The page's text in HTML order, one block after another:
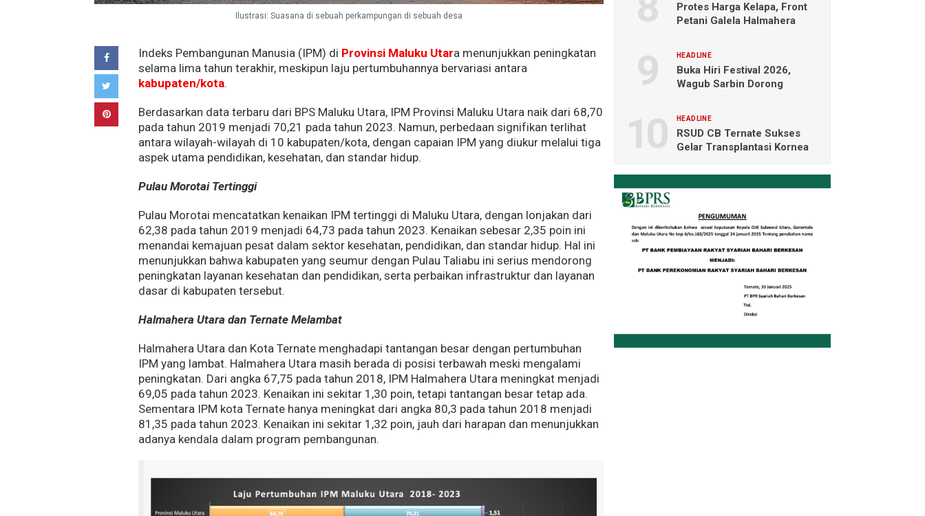
Ilustrasi: Suasana di sebuah perkampungan di sebuah desa
Indeks Pembangunan Manusia (IPM) di Provinsi Maluku Utara menunjukkan peningkatan
selama lima tahun terakhir, meskipun laju pertumbuhannya bervariasi antara
kabupaten/kota.
Berdasarkan data terbaru dari BPS Maluku Utara, IPM Provinsi Maluku Utara naik dari 68,70
pada tahun 2019 menjadi 70,21 pada tahun 2023. Namun, perbedaan signifikan terlihat
antara wilayah-wilayah di 10 kabupaten/kota, dengan capaian IPM yang diukur melalui tiga
aspek utama pendidikan, kesehatan, dan standar hidup.
Pulau Morotai Tertinggi
Pulau Morotai mencatatkan kenaikan IPM tertinggi di Maluku Utara, dengan lonjakan dari
62,38 pada tahun 2019 menjadi 64,73 pada tahun 2023. Kenaikan sebesar 2,35 poin ini
menandai kemajuan pesat dalam sektor kesehatan, pendidikan, dan standar hidup. Hal ini
menunjukkan bahwa kabupaten yang seumur dengan Pulau Taliabu ini serius mendorong
peningkatan layanan kesehatan dan pendidikan, serta perbaikan infrastruktur dan layanan
dasar di kabupaten tersebut.
Halmahera Utara dan Ternate Melambat
Halmahera Utara dan Kota Ternate menghadapi tantangan besar dengan pertumbuhan
IPM yang lambat. Halmahera Utara masih berada di posisi terbawah meski mengalami
peningkatan. Dari angka 67,75 pada tahun 2018, IPM Halmahera Utara meningkat menjadi
69,05 pada tahun 2023. Kenaikan ini sekitar 1,30 poin, tetapi tantangan besar tetap ada.
Sementara IPM kota Ternate hanya meningkat dari angka 80,3 pada tahun 2018 menjadi
81,35 pada tahun 2023. Kenaikan ini sekitar 1,32 poin, jauh dari harapan dan menunjukkan
adanya kendala dalam program pembangunan.
Protes Harga Kelapa, Front
Petani Galela Halmahera
HEADLINE
Buka Hiri Festival 2026,
Wagub Sarbin Dorong
HEADLINE
RSUD CB Ternate Sukses
Gelar Transplantasi Kornea